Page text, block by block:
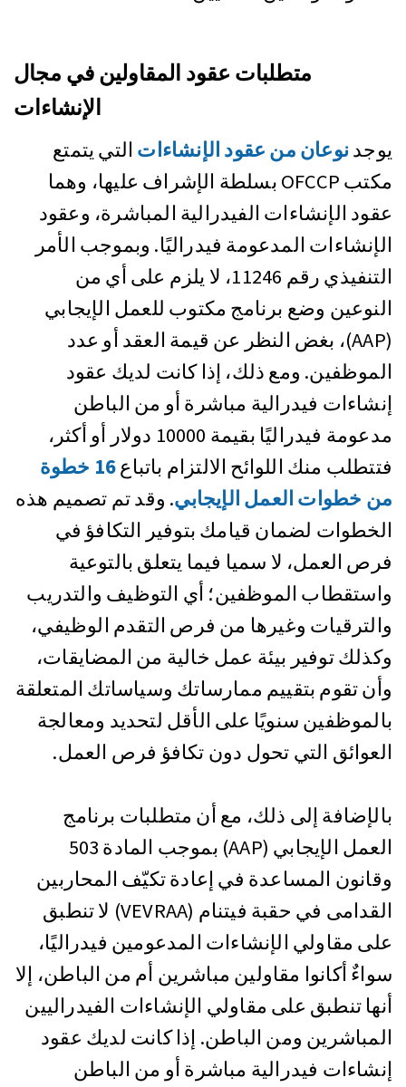
متطلبات عقود المقاولين في مجال
الإنشاءات
يوجدنوعان من عقود الإنشاءات التي يتمتع
مكتب OFCCP بسلطة الإشراف عليها، وهما
عقود الإنشاءات الفيدرالية المباشرة، وعقود
الإنشاءات المدعومة فيدراليًا. وبموجب الأمر
التنفيذي رقم 11246، لا يلزم على أي من
النوعين وضع برنامج مكتوب للعمل الإيجابي
(AAP)، بغض النظر عن قيمة العقد أو عدد
الموظفين. ومع ذلك، إذا كانت لديك عقود
إنشاءات فيدرالية مباشرة أو من الباطن
مدعومة فيدراليًا بقيمة 10000 دولار أو أكثر،
فتتطلب منك اللوائح الالتزام باتباع
16 خطوة
من خطوات العمل الإيجابي. وقد تم تصميم هذه
الخطوات لضمان قيامك بتوفير التكافؤ في
فرص العمل، لا سميا فيما يتعلق بالتوعية
واستقطاب الموظفين؛ أي التوظيف والتدريب
والترقيات وغيرها من فرص التقدم الوظيفي،
وكذلك توفير بيئة عمل خالية من المضايقات،
وأن تقوم بتقييم ممارساتك وسياساتك المتعلقة
بالموظفين سنويًا على الأقل لتحديد ومعالجة
العوائق التي تحول دون تكافؤ فرص العمل.
بالإضافة إلى ذلك، مع أن متطلبات برنامج
العمل الإيجابي (AAP) بموجب المادة 503
وقانون المساعدة في إعادة تكيّف المحاربين
القدامى في حقبة فيتنام (VEVRAA) لا تنطبق
على مقاولي الإنشاءات المدعومين فيدراليًا،
سواءٌ أكانوا مقاولين مباشرين أم من الباطن، إلا
أنها تنطبق على مقاولي الإنشاءات الفيدراليين
المباشرين ومن الباطن. إذا كانت لديك عقود
إنشاءات فيدرالية مباشرة أو من الباطن